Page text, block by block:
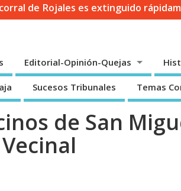
de Rojales es extinguido
Editorial-Opinión-Quejas
Sucesos Tribunales Temas
de San